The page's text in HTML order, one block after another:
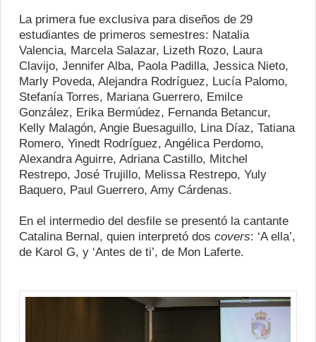
La primera fue exclusiva para diseños de 29
estudiantes de primeros semestres: Natalia
Valencia, Marcela Salazar, Lizeth Rozo, Laura
Clavijo, Jennifer Alba, Paola Padilla, Jessica Nieto,
Marly Poveda, Alejandra Rodríguez, Lucía Palomo,
Stefanía Torres, Mariana Guerrero, Emilce
González, Erika Bermúdez, Fernanda Betancur,
Kelly Malagón, Angie Buesaguillo, Lina Díaz, Tatiana
Romero, Yinedt Rodríguez, Angélica Perdomo,
Alexandra Aguirre, Adriana Castillo, Mitchel
Restrepo, José Trujillo, Melissa Restrepo, Yuly
Baquero, Paul Guerrero, Amy Cárdenas.
En el intermedio del desfile se presentó la cantante
Catalina Bernal, quien interpretó dos covers: ‘A ella’,
de Karol G, y ‘Antes de ti’, de Mon Laferte.